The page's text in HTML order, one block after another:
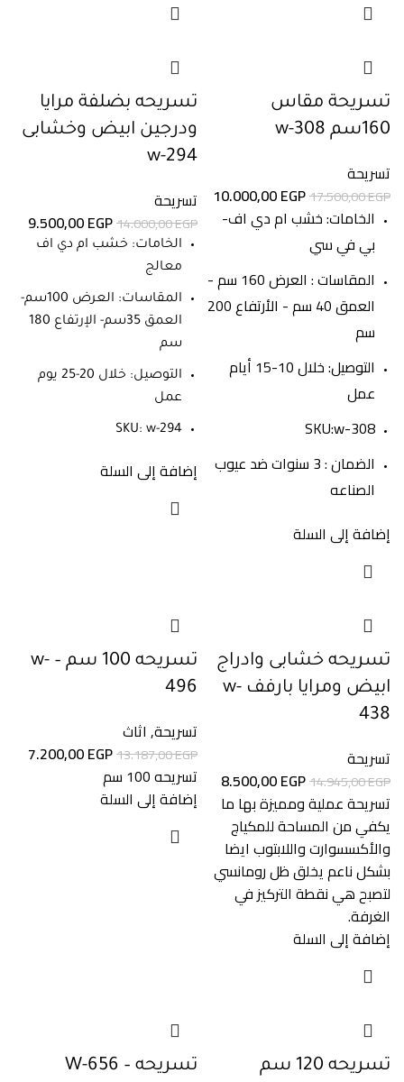
تسريحة مقاس
160سم w-308
تسريحة
17.500,00EGP
10.000,00EGP
الخامات: خشب ام دي اف-
بي في سي
المقاسات : العرض 160 سم -
العمق 40 سم - الأرتفاع 200
سم
التوصيل: خلال 10-15 أيام
عمل
SKU:w-308
الضمان : 3 سنوات ضد عيوب
الصناعه
إضافة إلى السلة
تسريحه بضلفة مرايا
ودرجين ابيض وخشابى
w-294
تسريحة
14.000,00EGP
9.500,00EGP
الخامات: خشب ام دي اف
معالج
المقاسات: العرض 100سم-
العمق 35سم- الإرتفاع 180
سم
التوصيل: خلال 20-25 يوم
عمل
SKU: w-294
إضافة إلى السلة
تسريحه خشابى وادراج
ابيض ومرايا بارفف w-
438
تسريحة
14.945,00EGP
8.500,00EGP
تسريحة عملية ومميزة بها ما
يكفي من المساحة للمكياج
والأكسسوارت واللابتوب ايضا
بشكل ناعم يخلق ظل رومانسي
لتصبح هي نقطة التركيز في
الغرفة.
إضافة إلى السلة
تسريحه 100 سم – w-
496
تسريحة, اثاث
13.187,00EGP
7.200,00EGP
تسريحه 100 سم
إضافة إلى السلة
تسريحه 120 سم
تسريحه – W-656